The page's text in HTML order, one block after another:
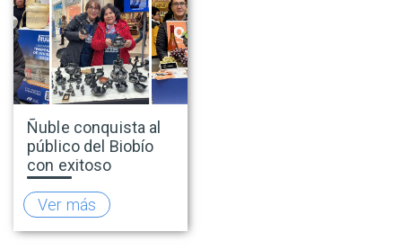
Ñuble conquista al
público del Biobío
con exitoso
lanzamiento de la
temporada de
invierno 2026
Ver más